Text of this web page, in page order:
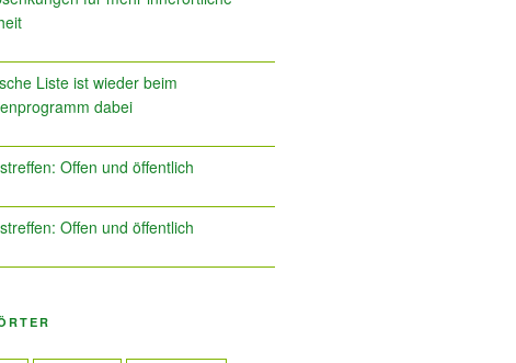
Liste ist wieder beim
dabei
Offen und öffentlich
Offen und öffentlich